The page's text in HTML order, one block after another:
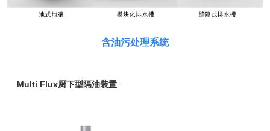
含油污处理系统
Multi Flux厨下型隔油装置